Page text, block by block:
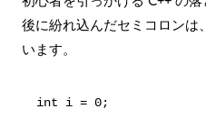
後に紛れ込んだセミコロンは
います。
int i = 0;